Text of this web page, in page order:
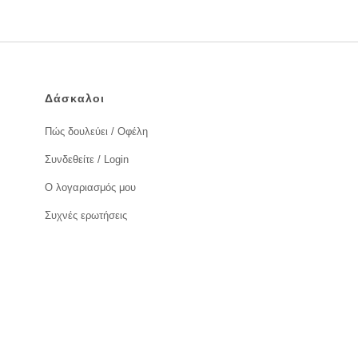
Δάσκαλοι
Πώς δουλεύει / Οφέλη
Συνδεθείτε / Login
Ο λογαριασμός μου
Συχνές ερωτήσεις